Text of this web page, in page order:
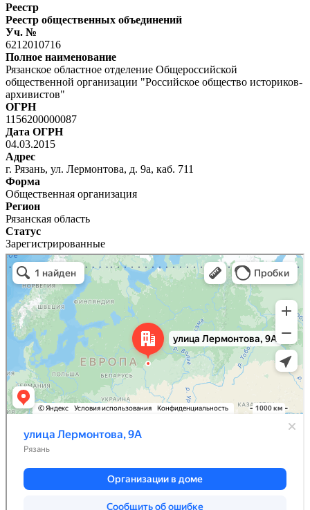
Реестр
Реестр общественных объединений
Уч. №
6212010716
Полное наименование
Рязанское областное отделение Общероссийской
общественной организации "Российское общество историков-
архивистов"
ОГРН
1156200000087
Дата ОГРН
04.03.2015
Адрес
г. Рязань, ул. Лермонтова, д. 9а, каб. 711
Форма
Общественная организация
Регион
Рязанская область
Статус
Зарегистрированные